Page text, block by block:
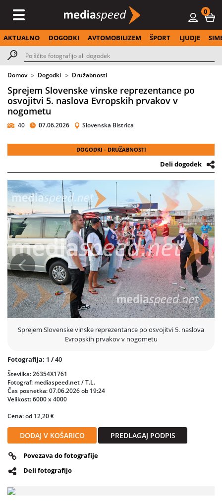
0
AKTUALNO DOGODKI AVTOMOBILIZEM ŠPORT LJUDJE
Domov Dogodki Družabnosti
Sprejem Slovenske vinske reprezentance po
osvojitvi 5. naslova Evropskih prvakov v
nogometu
40 07.06.2026 Slovenska Bistrica
DOGODKI - DRUŽABNOSTI
Deli dogodek
Sprejem Slovenske vinske reprezentance po osvojitvi 5. naslova
Evropskih prvakov v nogometu
Prejšnja
Fotografija: 1 /40
Številka: 26354X1761
Fotograf: mediaspeed.net / T.L.
Čas posnetka: 07.06.2026 ob 19:24
Velikost: 6000 x 4000
Cena: od 12,20 €
DODAJ V KOŠARICO PREDLAGAJ PODPIS
Povezava do fotografije
Deli fotografijo